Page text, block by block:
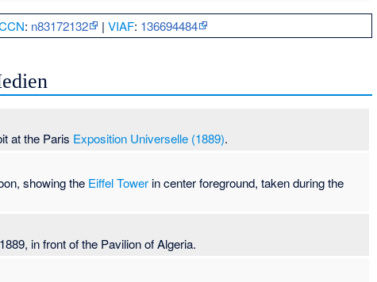
: n83172132 |VIAF: 136694484
at the Paris Exposition Universelle (1889).
showing the Eiffel Tower in center foreground, taken during the
in front of the Pavilion of Algeria.